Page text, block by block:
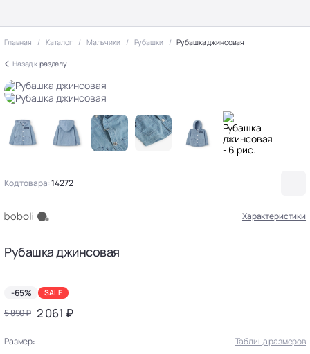
Главная Каталог Мальчики Рубашки Рубашка джинсовая
Назад к разделу
Код товара:14272
Характеристики
Рубашка джинсовая
-65% SALE
5 890 ₽ 2 061 ₽
Размер:
Таблица размеров